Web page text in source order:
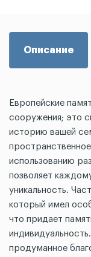
Описание
Европейские
сооружения; это
историю вашей
использованию
позволяет
уникальность.
который имел
что придает
продуманное